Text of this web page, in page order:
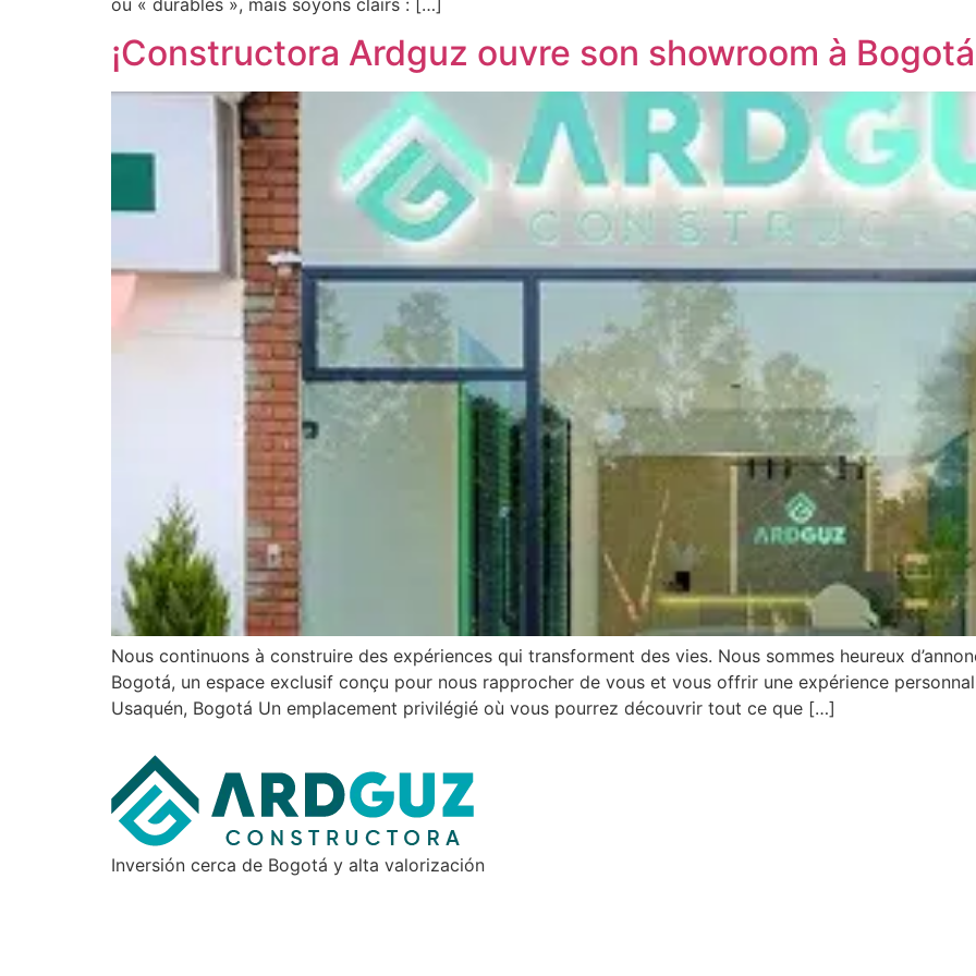
¡Constructora Ardguz ouvre son showroom à
Nous continuons à construire des expériences qui transforment des vies. Nous sommes heureux
Bogotá, un espace exclusif conçu pour nous rapprocher de vous et vous offrir une expérience
Usaquén, Bogotá Un emplacement privilégié où vous pourrez découvrir tout ce que […]
Inversión cerca de Bogotá y alta valorización